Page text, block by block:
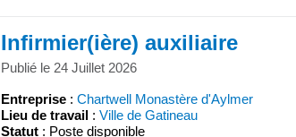
Infirmier(ière) auxiliaire
Publié le 24 Juillet 2026
Entreprise : Chartwell Monastère d'Aylmer
Lieu de travail : Ville de Gatineau
Statut : Poste disponible